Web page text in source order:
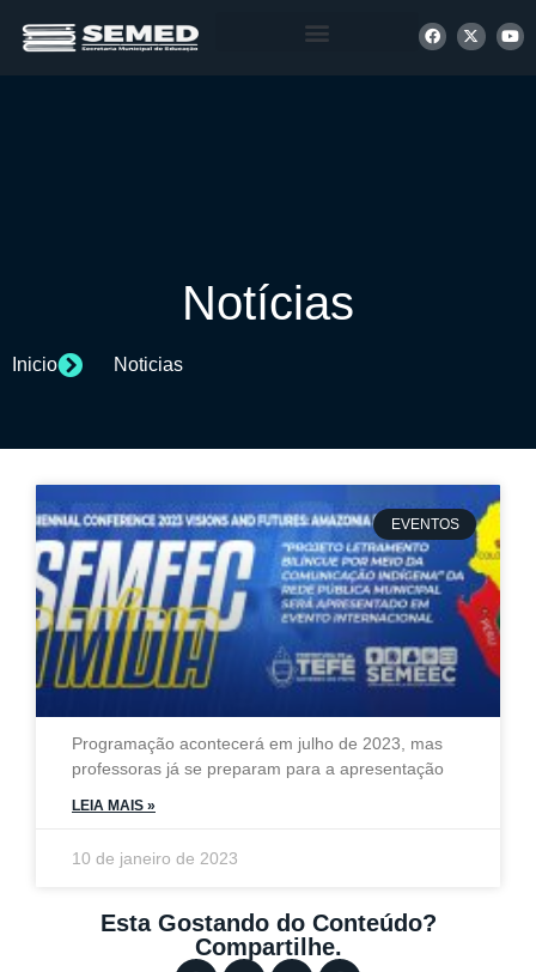
Notícias
Inicio Noticias
EVENTOS
Programação acontecerá em julho de 2023, mas
professoras já se preparam para a apresentação
LEIA MAIS »
10 de janeiro de 2023
Esta Gostando do Conteúdo?
Compartilhe.